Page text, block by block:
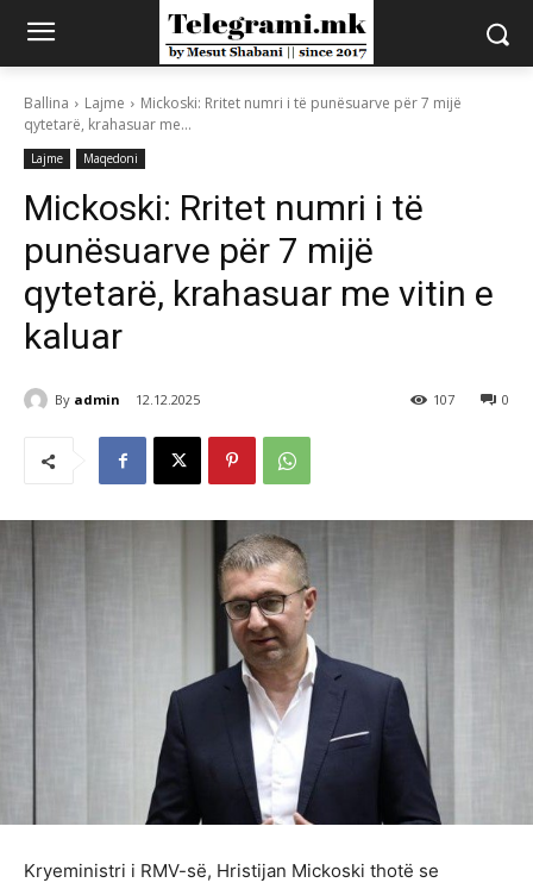
Ballina Lajme
Mickoski: Rritet numri i të punësuarve për 7 mijë
qytetarë, krahasuar me...
Lajme Maqedoni
Mickoski: Rritet numri i të
punësuarve për 7 mijë
qytetarë, krahasuar me vitin e
kaluar
By admin 12.12.2025 0
107
Kryeministri i RMV-së, Hristijan Mickoski thotë se